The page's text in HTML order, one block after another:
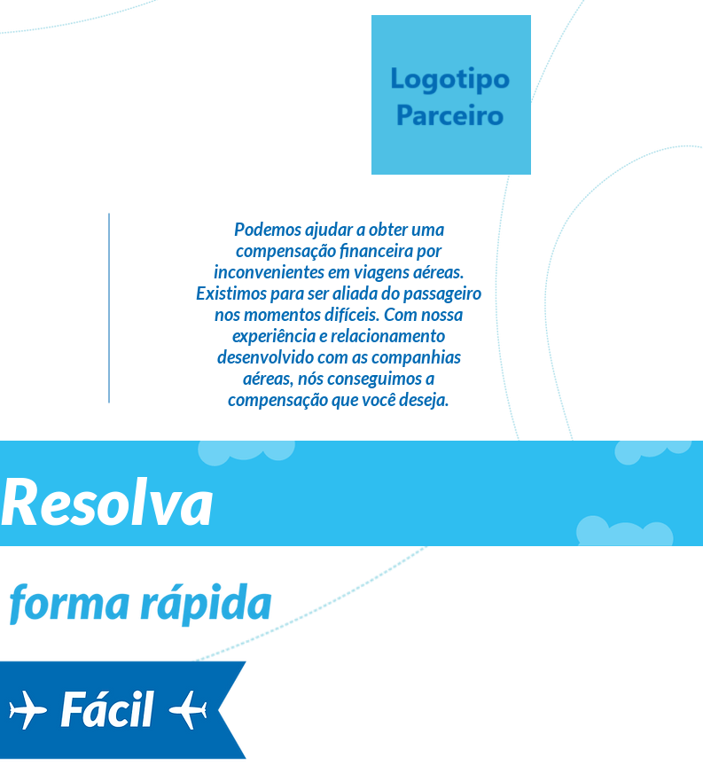
Podemos ajudar a obter uma
compensação financeirapor
inconvenientes em viagens aéreas.
Existimos para seraliada do passageiro
nos momentos difíceis. Com nossa
experiência e relacionamento
desenvolvido com as companhias
aéreas, nós conseguimos a
compensação que você deseja.
Resolva